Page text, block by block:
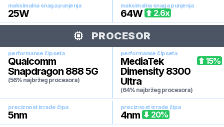
maksimalna snaga punjenja
25W
maksimalna snaga punjenja
64W 2.6x
PROCESOR
performanse čipseta
Qualcomm
Snapdragon 888 5G
(56% najbržeg procesora)
performanse čipseta
MediaTek
Dimensity 8300
Ultra
(64% najbržeg procesora)
15%
preciznost izrade čipa
5nm
preciznost izrade čipa
4nm 20%